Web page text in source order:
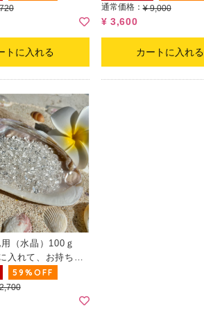
トに入れる
通常価格：¥ 9,000
¥ 3,600
カートに入れる
（水晶）100ｇ
入れて、お持ちの
を載せるとちょう
。インテリアとし
ただけます。
59%OFF